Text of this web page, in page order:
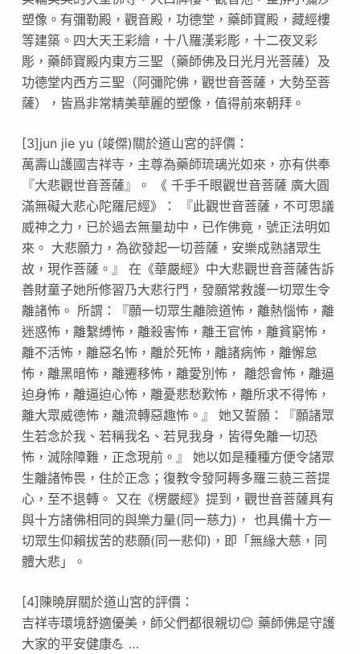
塑像。有彌勒殿，觀音殿，功德堂，藥師寶殿，藏經樓
等建築。四大天王彩繪，十八羅漢彩彫，十二夜叉彩
彫，藥師寶殿内東方三聖（藥師佛及日光月光菩薩）及
功德堂内西方三聖（阿彌陀佛，觀世音菩薩，大勢至菩
薩），皆爲非常精美華麗的塑像，值得前來朝拜。
[3]jun jie yu (竣傑)關於道山宮的評價：
萬壽山護國吉祥寺，主尊為藥師琉璃光如來，亦有供奉
『大悲觀世音菩薩』。 《 千手千眼觀世音菩薩 廣大圓
滿無礙大悲心陀羅尼經》： 『此觀世音菩薩，不可思議
威神之力，已於過去無量劫中，已作佛竟，號正法明如
來。 大悲願力，為欲發起一切菩薩，安樂成熟諸眾生
故，現作菩薩。』 在《華嚴經》中大悲觀世音菩薩告訴
善財童子她所修習乃大悲行門，發願常救護一切眾生令
離諸怖。 所謂：『願一切眾生離險道怖，離熱惱怖，離
迷惑怖，離繫縛怖，離殺害怖，離王官怖，離貧窮怖，
離不活怖，離惡名怖，離於死怖，離諸病怖，離懈怠
怖，離黑暗怖，離遷移怖，離愛別怖， 離怨會怖，離逼
迫身怖，離逼迫心怖，離憂悲愁歎怖，離所求不得怖，
離大眾威德怖，離流轉惡趣怖。』 她又誓願：『願諸眾
生若念於我、若稱我名、若見我身，皆得免離一切恐
怖，滅除障難，正念現前。』 她以如是種種方便令諸眾
生離諸怖畏，住於正念；復教令發阿耨多羅三藐三菩提
心，至不退轉。 又在《楞嚴經》提到，觀世音菩薩具有
與十方諸佛相同的與樂力量(同一慈力)， 也具備十方一
切眾生仰賴拔苦的悲願(同一悲仰)，即「無緣大慈，同
體大悲」。
[4]陳曉屏關於道山宮的評價：
吉祥寺環境舒適優美，師父們都很親切😊 藥師佛是守護
大家的平安健康💪 …